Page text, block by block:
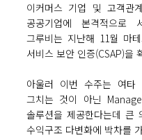
이커머스 기업 및 고객관
공공기업에 본격적으로
그루비는 지난해 11월 마
서비스 보안 인증(CSAP)을
아울러 이번 수주는 여타
그치는 것이 아닌
솔루션을제공한다는데 큰
수익구조 다변화에 박차를